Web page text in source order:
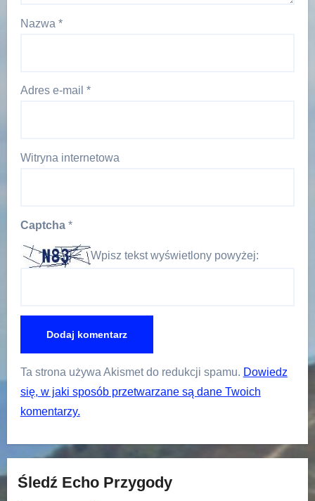
Nazwa *
Adres e-mail *
Witryna internetowa
Captcha *
Wpisz tekst wyświetlony powyżej:
Ta strona używa Akismet do redukcji spamu. Dowiedz
się, w jaki sposób przetwarzane są dane Twoich
komentarzy.
Śledź Echo Przygody